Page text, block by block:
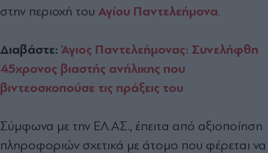
στην περιοχή του Αγίου Παντελεήμονα.
Διαβάστε: Άγιος Παντελεήμονας: Συνελήφθη
45χρονος βιαστής ανήλικης που
βιντεοσκοπούσε τις πράξεις του
Σύμφωνα με την ΕΛ.ΑΣ., έπειτα από αξιοποίηση
πληροφοριών σχετικά με άτομο που φέρεται να